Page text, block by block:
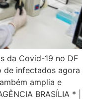
da Covid-19 no DF
de infectados agora
amplia e
BRASÍLIA * |